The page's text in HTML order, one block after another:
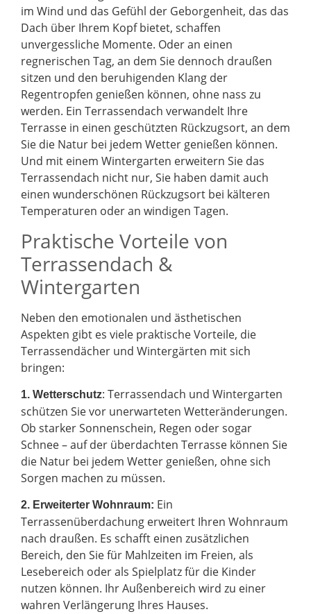
im Wind und das Gefühl der Geborgenheit, das das
Dach über Ihrem Kopf bietet, schaffen
unvergessliche Momente. Oder an einen
regnerischen Tag, an dem Sie dennoch draußen
sitzen und den beruhigenden Klang der
Regentropfen genießen können, ohne nass zu
werden. Ein Terrassendach verwandelt Ihre
Terrasse in einen geschützten Rückzugsort, an dem
Sie die Natur bei jedem Wetter genießen können.
Und mit einem Wintergarten erweitern Sie das
Terrassendach nicht nur, Sie haben damit auch
einen wunderschönen Rückzugsort bei kälteren
Temperaturen oder an windigen Tagen.
Praktische Vorteile von
Terrassendach &
Wintergarten
Neben den emotionalen und ästhetischen
Aspekten gibt es viele praktische Vorteile, die
Terrassendächer und Wintergärten mit sich
bringen:
1. Wetterschutz: Terrassendach und Wintergarten
schützen Sie vor unerwarteten Wetteränderungen.
Ob starker Sonnenschein, Regen oder sogar
Schnee – auf der überdachten Terrasse können Sie
die Natur bei jedem Wetter genießen, ohne sich
Sorgen machen zu müssen.
2. Erweiterter Wohnraum: Ein
Terrassenüberdachung erweitert Ihren Wohnraum
nach draußen. Es schafft einen zusätzlichen
Bereich, den Sie für Mahlzeiten im Freien, als
Lesebereich oder als Spielplatz für die Kinder
nutzen können. Ihr Außenbereich wird zu einer
wahren Verlängerung Ihres Hauses.